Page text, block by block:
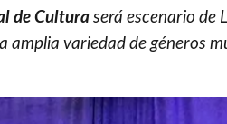
de Cultura será escenario de
amplia variedad de géneros